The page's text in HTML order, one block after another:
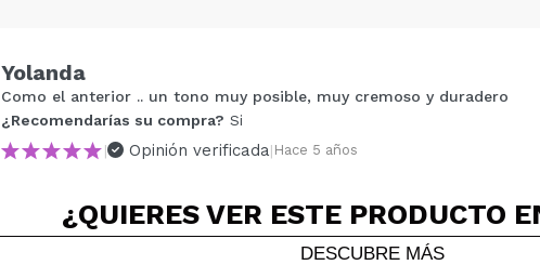
Compartir un vídeo o una foto
Tu vídeo podría ser el primero. Imagínatelo...
Yolanda
Como el anterior .. un tono muy posible, muy cremoso y duradero
¿Recomendarías su compra? Si
|
Opinión verificada| Hace 5 años
¿QUIERES VER ESTE PRODUCTO
DESCUBRE MÁS